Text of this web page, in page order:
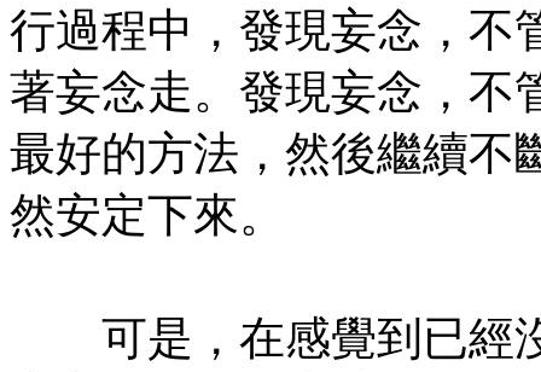
行過程中，發現妄念，不
著妄念走。發現妄念，不
最好的方法，然後繼續不
然安定下來。
可是，在感覺到已經